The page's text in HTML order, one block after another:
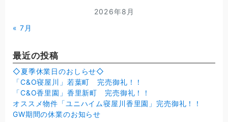
2026年8月
« 7月
最近の投稿
◇夏季休業日のおしらせ◇
「C&O寝屋川」若葉町 完売御礼！！
「C&O香里園」香里新町 完売御礼！！
オススメ物件「ユニハイム寝屋川香里園」完売御礼！！
GW期間の休業のお知らせ